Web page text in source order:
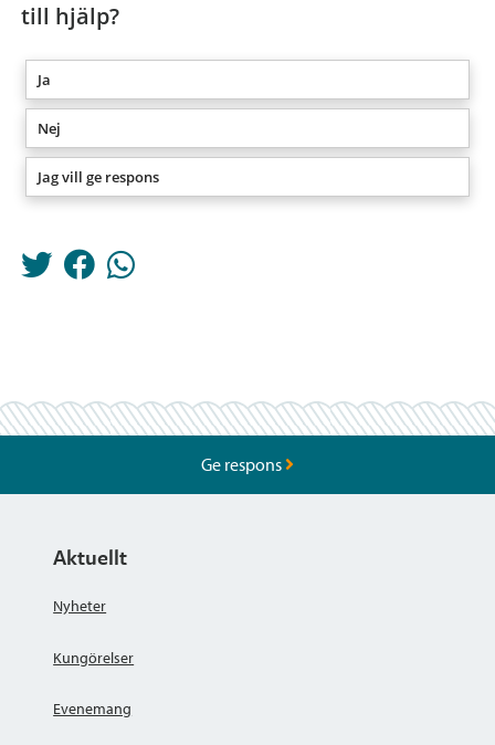
till hjälp?
Ja
Nej
Jag vill ge respons
Ge respons
Aktuellt
Nyheter
Kungörelser
Evenemang